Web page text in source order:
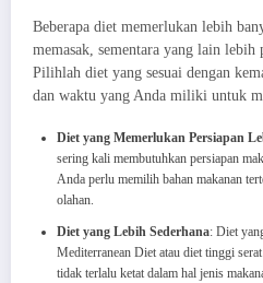
Beberapa diet memerlukan lebih
memasak, sementara yang lain
Pilihlah diet yang sesuai dengan
dan waktu yang Anda miliki untuk
Diet yang Memerlukan Persiapan
sering kali membutuhkan persiapan
Anda perlu memilih bahan makanan
olahan.
Diet yang Lebih Sederhana: Diet
Mediterranean Diet atau diet tinggi
tidak terlalu ketat dalam hal jenis